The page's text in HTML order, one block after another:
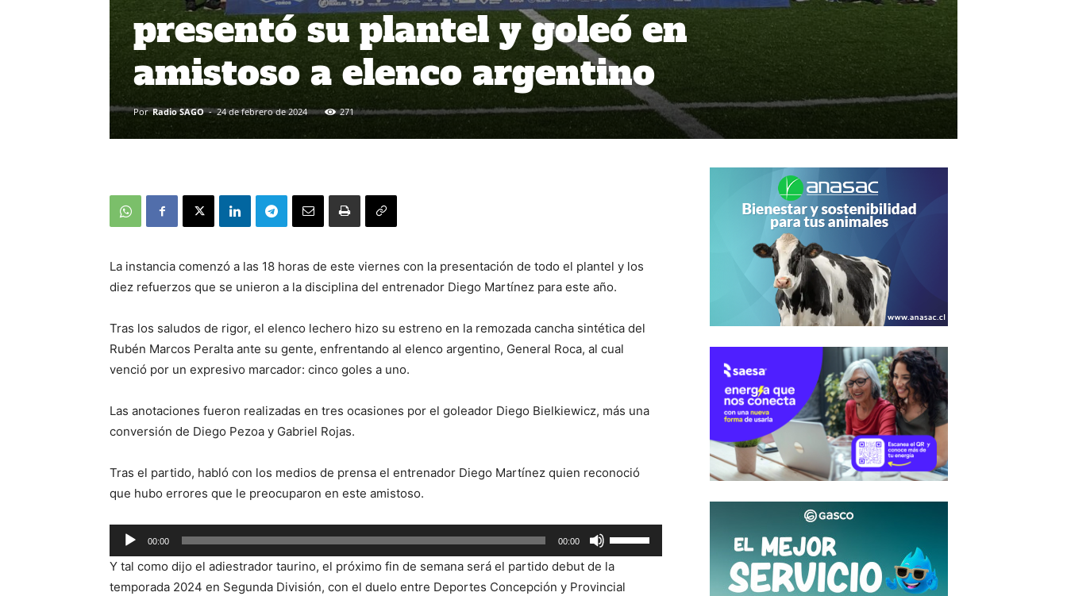
presentó su plantel y goleó en
amistoso a elenco argentino
Por Radio SAGO - 24 de febrero de 2024 271
La instancia comenzó a las 18 horas de este viernes con la presentación de todo el plantel y los
diez refuerzos que se unieron a la disciplina del entrenador Diego Martínez para este año.
Tras los saludos de rigor, el elenco lechero hizo su estreno en la remozada cancha sintética del
Rubén Marcos Peralta ante su gente, enfrentando al elenco argentino, General Roca, al cual
venció por un expresivo marcador: cinco goles a uno.
Las anotaciones fueron realizadas en tres ocasiones por el goleador Diego Bielkiewicz, más una
conversión de Diego Pezoa y Gabriel Rojas.
Tras el partido, habló con los medios de prensa el entrenador Diego Martínez quien reconoció
que hubo errores que le preocuparon en este amistoso.
Reproductor
de
audio
00:00 00:00
las
teclas
Y tal como dijo el adiestrador taurino, el próximo fin de semana será el partido debut de la
temporada 2024 en Segunda División, con el duelo entre Deportes Concepción y Provincial